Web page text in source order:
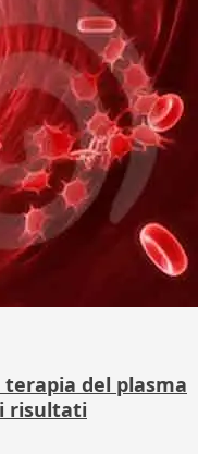
del plasma
risultati